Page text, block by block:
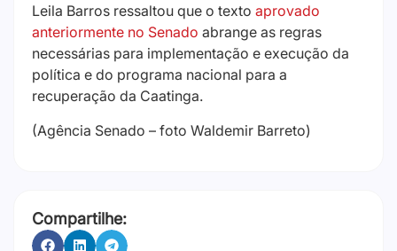
Leila Barros ressaltou que o texto aprovado
anteriormente no Senado abrange as regras
necessárias para implementação e execução da
política e do programa nacional para a
recuperação da Caatinga.
(Agência Senado – foto Waldemir Barreto)
Compartilhe: